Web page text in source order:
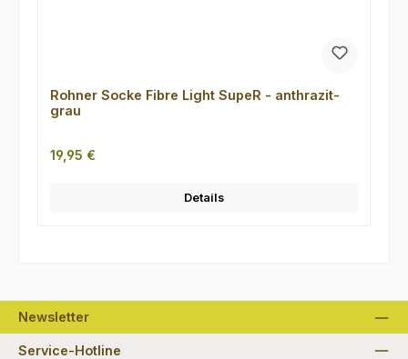
Rohner Socke Fibre Light SupeR - anthrazit-
grau
Regulärer Preis:
19,95 €
Details
Newsletter
Service-Hotline